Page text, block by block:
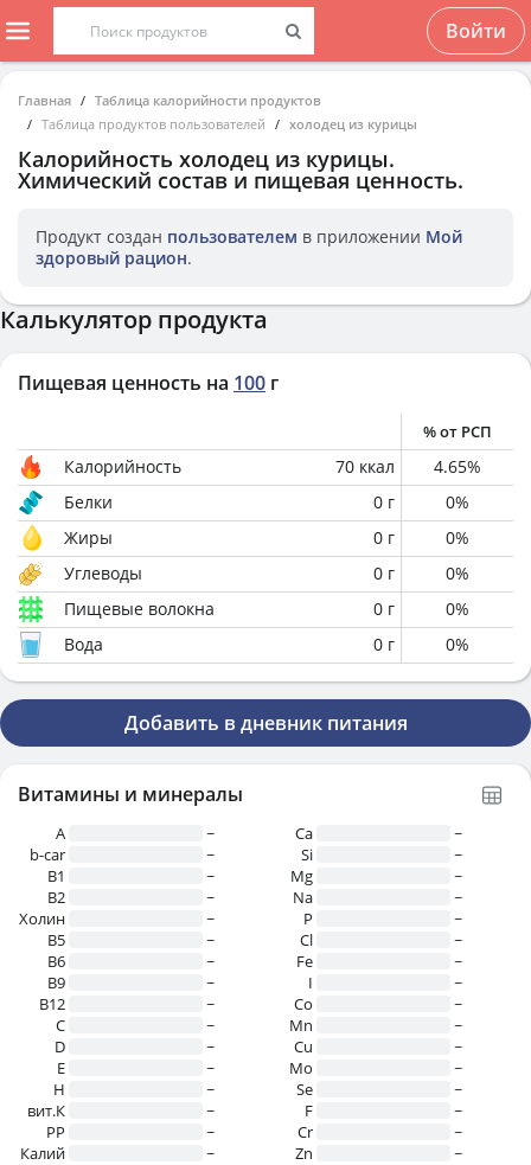
Войти
Главная
Таблица калорийности продуктов
Таблица продуктов пользователей
холодец из курицы
Калорийность холодец из курицы.
Химический состав и пищевая ценность.
Продукт создан пользователем в приложении Мой
здоровый рацион.
Калькулятор продукта
Пищевая ценность на 100 г
% от РСП
Калорийность 70 ккал 4.65%
Белки
0 г 0%
Жиры
0 г 0%
Углеводы
0 г 0%
Пищевые волокна
0 г 0%
Вода
0 г 0%
Добавить в дневник питания
Витамины и минералы
A
~
b-car
~
В1
~
B2
~
Холин
~
B5
~
B6
~
B9
~
B12
~
C
~
D
~
E
~
H
~
вит.К
~
PP
~
Калий
~
Ca
~
Si
~
Mg
~
Na
~
P
~
Cl
~
Fe
~
I
~
Co
~
Mn
~
Cu
~
Mo
~
Se
~
F
~
Cr
~
Zn
~